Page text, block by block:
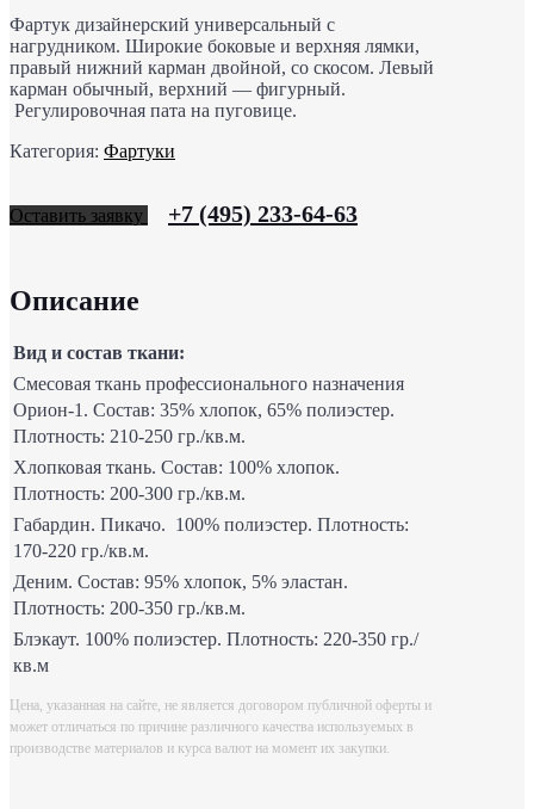
Фартук дизайнерский универсальный с
нагрудником. Широкие боковые и верхняя лямки,
правый нижний карман двойной, со скосом. Левый
карман обычный, верхний — фигурный.
Регулировочная пата на пуговице.
Категория: Фартуки
Оставить заявку +7 (495) 233-64-63
Описание
Вид и состав ткани:
Смесовая ткань профессионального назначения
Орион-1. Состав: 35% хлопок, 65% полиэстер.
Плотность: 210-250 гр./кв.м.
Хлопковая ткань. Состав: 100% хлопок.
Плотность: 200-300 гр./кв.м.
Габардин. Пикачо. 100% полиэстер. Плотность:
170-220 гр./кв.м.
Деним. Состав: 95% хлопок, 5% эластан.
Плотность: 200-350 гр./кв.м.
Блэкаут. 100% полиэстер. Плотность: 220-350 гр./
кв.м
Цена, указанная на сайте, не является договором публичной оферты и
может отличаться по причине различного качества используемых в
производстве материалов и курса валют на момент их закупки.